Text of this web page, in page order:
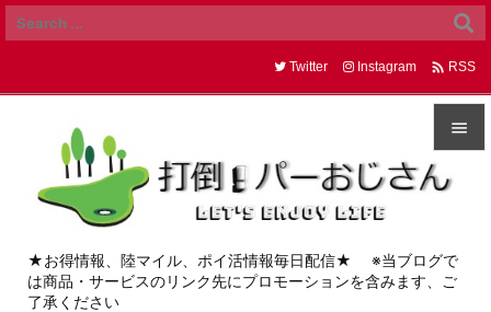


メニュ
サイド

Twitter Instagram  RSS
★お得情報、陸マイル、ポイ活情報毎日配信★ ※当ブログで
は商品・サービスのリンク先にプロモーションを含みます、ご
了承ください